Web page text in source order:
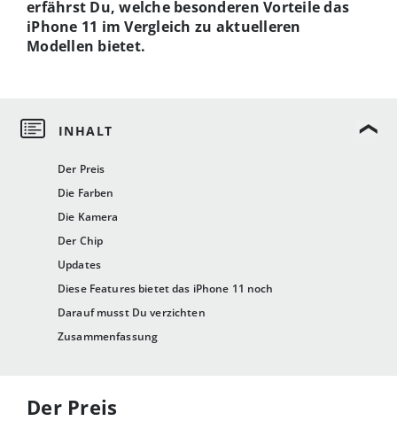
Der Preis
Die Farben
Die Kamera
Der Chip
Updates
Diese Features bietet das iPhone 11 noch
Darauf musst Du verzichten
Zusammenfassung
erfährst Du, welche besonderen Vorteile das
iPhone 11 im Vergleich zu aktuelleren
Modellen bietet.
Der Preis